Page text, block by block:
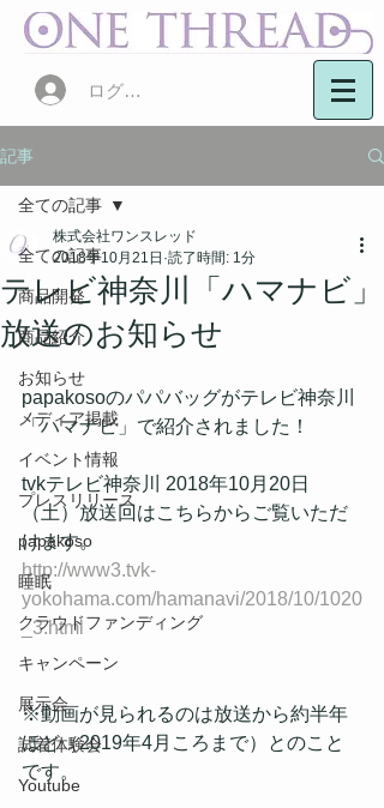
ログイン
記事
全ての記事
商品開発
商品紹介
お知らせ
メディア掲載
イベント情報
プレスリリース
papakoso
睡眠
クラウドファンディング
キャンペーン
展示会
試着体験会
Youtube
全ての記事
テレビ神奈川「ハマナビ」
放送のお知らせ
株式会社ワンスレッド
2018年10月21日 読了時間: 1分
papakosoのパパバッグがテレビ神奈川
「ハマナビ」で紹介されました！
tvkテレビ神奈川 2018年10月20日
（土）放送回はこちらからご覧いただ
けます。
http://www3.tvk-
yokohama.com/hamanavi/2018/10/1020
_3.html
※動画が見られるのは放送から約半年
ほど（2019年4月ころまで）とのこと
です。